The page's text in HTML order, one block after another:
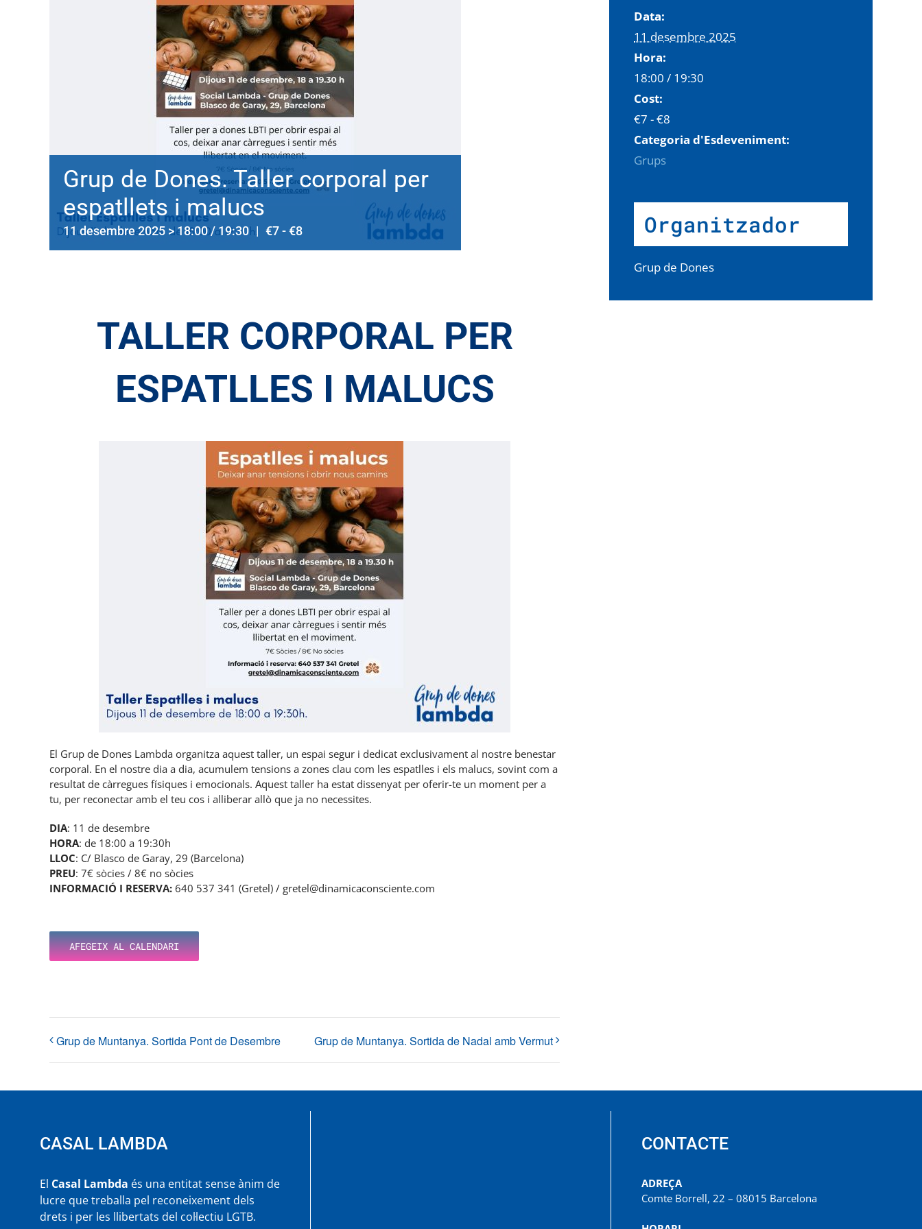
Grup de Dones. Taller corporal per
espatllets i malucs
11 desembre 2025 > 18:00/19:30 | €7 - €8
TALLER CORPORAL PER
ESPATLLES I MALUCS
El Grup de Dones Lambda organitza aquest taller, un espai segur i dedicat exclusivament al nostre benestar
corporal. En el nostre dia a dia, acumulem tensions a zones clau com les espatlles i els malucs, sovint com a
resultat de càrregues físiques i emocionals. Aquest taller ha estat dissenyat per oferir-te un moment per a
tu, per reconectar amb el teu cos i alliberar allò que ja no necessites.
DIA: 11 de desembre
HORA: de 18:00 a 19:30h
LLOC: C/ Blasco de Garay, 29 (Barcelona)
PREU: 7€ sòcies / 8€ no sòcies
INFORMACIÓ I RESERVA: 640 537 341 (Gretel) / gretel@dinamicaconsciente.com
AFEGEIX AL CALENDARI
Grup de Muntanya. Sortida Pont de Desembre Grup de Muntanya. Sortida de Nadal amb Vermut
Data:
11 desembre 2025
Hora:
18:00 / 19:30
Cost:
€7 - €8
Categoria d'Esdeveniment:
Grups
Organitzador
Grup de Dones
CASAL LAMBDA
El Casal Lambda és una entitat sense ànim de
lucre que treballa pel reconeixement dels
drets i per les llibertats del col·lectiu LGTB.
CONTACTE
ADREÇA
Comte Borrell, 22 – 08015 Barcelona